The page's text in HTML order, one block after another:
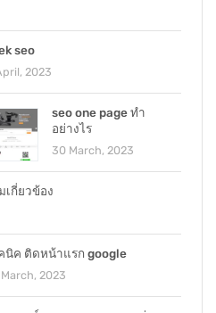
seo
2023
seo one page ทำ
อย่างไร
30 March, 2023
เกี่ยวข้อง
นิค ติดหน้าแรก google
2023